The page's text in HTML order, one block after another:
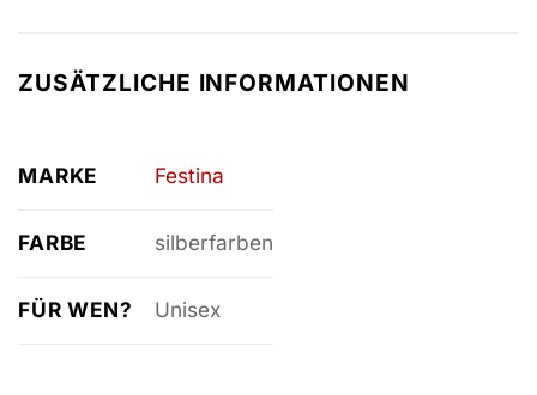
ZUSÄTZLICHE INFORMATIONEN
MARKE Festina
FARBE silberfarben
FÜR WEN? Unisex